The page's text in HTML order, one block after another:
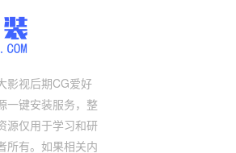
影视后期CG爱好
一键安装服务，整
源仅用于学习和研
所有。如果相关内